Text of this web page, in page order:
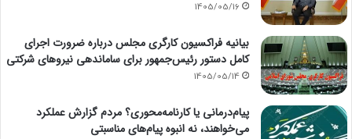
1405/05/16
بیانیه فراکسیون کارگری مجلس درباره ضرورت اجرای
کامل دستور رئیس‌جمهور برای ساماندهی نیروهای شرکتی
1405/05/14
پیام‌درمانی یا کارنامه‌محوری؟ مردم گزارش عملکرد
می‌خواهند، نه انبوه پیام‌های مناسبتی